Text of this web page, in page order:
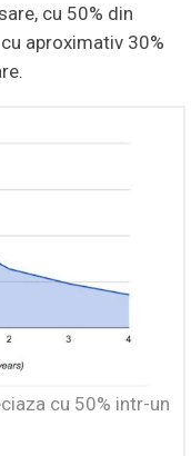
cu 50% din
aproximativ 30%
cu 50% intr-un